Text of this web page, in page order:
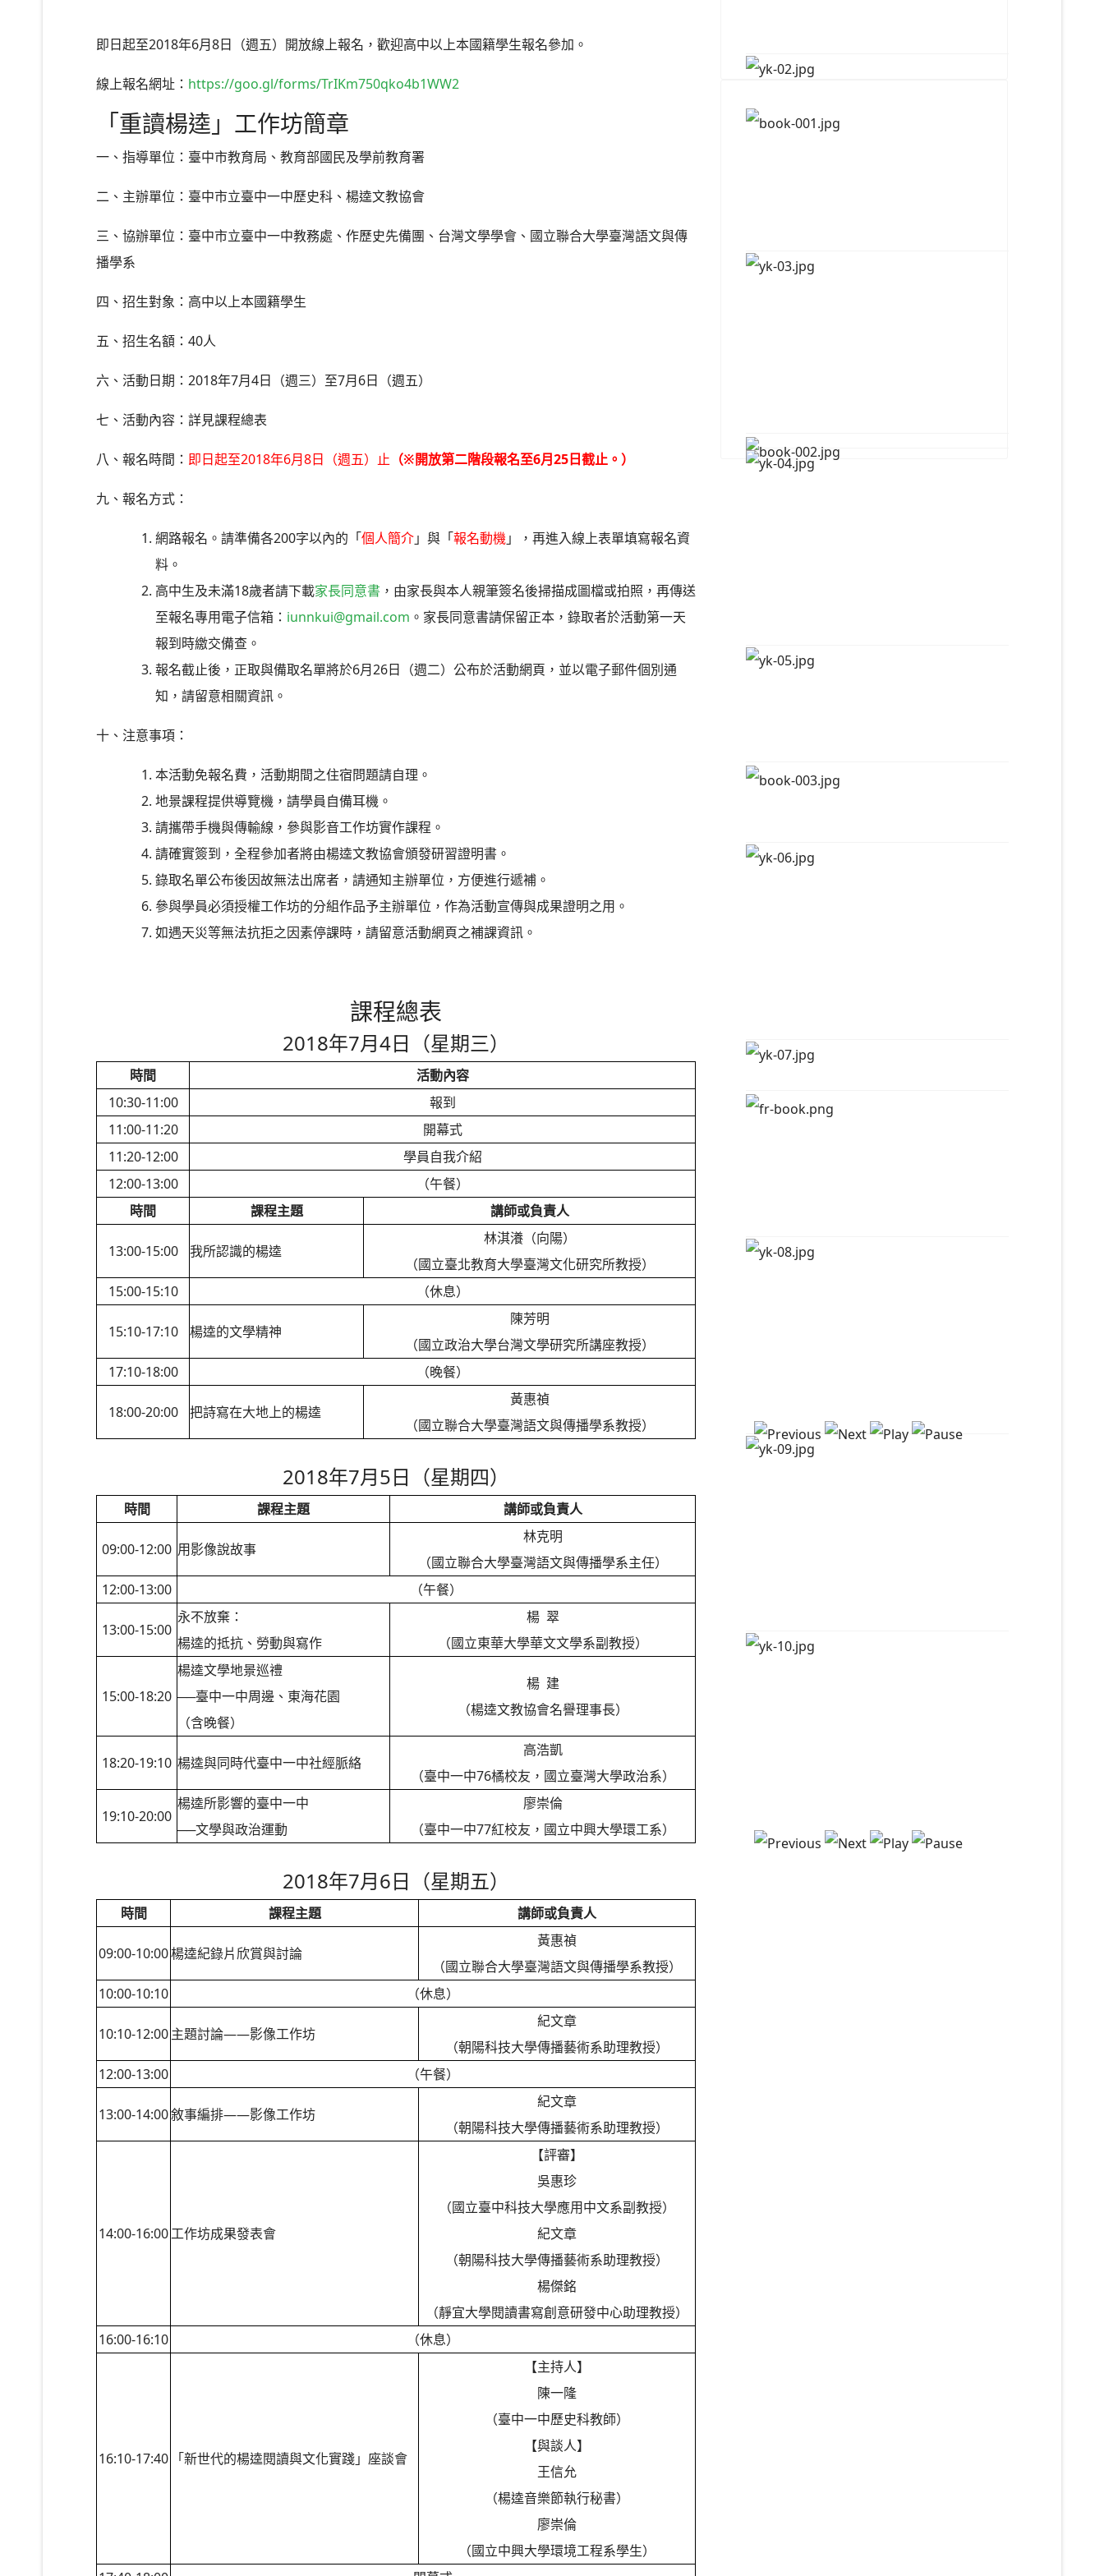
即日起至2018年6月8日（週五）開放線上報名，歡迎高中以上本國籍學生報名參加。
線上報名網址： https://goo.gl/forms/TrIKm750qko4b1WW2
「重讀楊逵」工作坊簡章
一、指導單位：臺中市教育局、教育部國民及學前教育署
二、主辦單位：臺中市立臺中一中歷史科、楊逵文教協會
三、協辦單位：臺中市立臺中一中教務處、作歷史先備團、台灣文學學會、國立聯合大學臺灣語文與傳
播學系
四、招生對象：高中以上本國籍學生
五、招生名額：40人
六、活動日期：2018年7月4日（週三）至7月6日（週五）
七、活動內容：詳見課程總表
八、報名時間： 即日起至2018年6月8日（週五）止 （※開放第二階段報名至6月25日截止。）
九、報名方式：
網路報名。請準備各200字以內的「個人簡介」與「報名動機」，再進入線上表單填寫報名資
料。
高中生及未滿18歲者請下載家長同意書 ，由家長與本人親筆簽名後掃描成圖檔或拍照，再傳送
至報名專用電子信箱： iunnkui@gmail.com 。家長同意書請保留正本，錄取者於活動第一天
報到時繳交備查。
報名截止後，正取與備取名單將於6月26日（週二）公布於活動網頁，並以電子郵件個別通
知，請留意相關資訊。
十、注意事項：
本活動免報名費，活動期間之住宿問題請自理。
地景課程提供導覽機，請學員自備耳機。
請攜帶手機與傳輸線，參與影音工作坊實作課程。
請確實簽到，全程參加者將由楊逵文教協會頒發研習證明書。
錄取名單公布後因故無法出席者，請通知主辦單位，方便進行遞補。
參與學員必須授權工作坊的分組作品予主辦單位，作為活動宣傳與成果證明之用。
如遇天災等無法抗拒之因素停課時，請留意活動網頁之補課資訊。
課程總表
2018年7月4日（星期三）
時間
活動內容
10:30-11:00
報到
11:00-11:20
開幕式
11:20-12:00
學員自我介紹
12:00-13:00
（午餐）
時間
課程主題 講師或負責人
13:00-15:00 我所認識的楊逵
林淇瀁（向陽）
（國立臺北教育大學臺灣文化研究所教授）
15:00-15:10
（休息）
15:10-17:10 楊逵的文學精神
陳芳明
（國立政治大學台灣文學研究所講座教授）
17:10-18:00
（晚餐）
18:00-20:00 把詩寫在大地上的楊逵
黃惠禎
（國立聯合大學臺灣語文與傳播學系教授）
2018年7月5日（星期四）
時間 課程主題 講師或負責人
09:00-12:00 用影像說故事
林克明
（國立聯合大學臺灣語文與傳播學系主任）
12:00-13:00
（午餐）
13:00-15:00
永不放棄：
楊逵的抵抗、勞動與寫作
楊 翠
（國立東華大學華文文學系副教授）
15:00-18:20
楊逵文學地景巡禮
──臺中一中周邊、東海花園
（含晚餐）
楊 建
（楊逵文教協會名譽理事長）
18:20-19:10 楊逵與同時代臺中一中社經脈絡
高浩凱
（臺中一中76橘校友，國立臺灣大學政治系）
19:10-20:00
楊逵所影響的臺中一中
──文學與政治運動
廖崇倫
（臺中一中77紅校友，國立中興大學環工系）
2018年7月6日（星期五）
時間 課程主題 講師或負責人
09:00-10:00楊逵紀錄片欣賞與討論
黃惠禎
（國立聯合大學臺灣語文與傳播學系教授）
10:00-10:10
（休息）
10:10-12:00主題討論――影像工作坊
紀文章
（朝陽科技大學傳播藝術系助理教授）
12:00-13:00
（午餐）
13:00-14:00敘事編排――影像工作坊
紀文章
（朝陽科技大學傳播藝術系助理教授）
14:00-16:00工作坊成果發表會
【評審】
吳惠珍
（國立臺中科技大學應用中文系副教授）
紀文章
（朝陽科技大學傳播藝術系助理教授）
楊傑銘
（靜宜大學閱讀書寫創意研發中心助理教授）
16:00-16:10
（休息）
16:10-17:40 「新世代的楊逵閱讀與文化實踐」座談會
【主持人】
陳一隆
（臺中一中歷史科教師）
【與談人】
王信允
（楊逵音樂節執行秘書）
廖崇倫
（國立中興大學環境工程系學生）